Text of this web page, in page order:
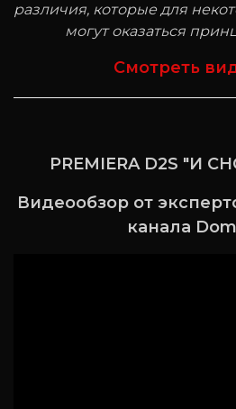
различия, которые для
могут оказаться
Смотреть
PREMIERA D2S "И
Видеообзор от
канала